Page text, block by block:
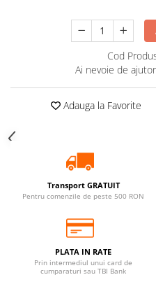
BOILERE CU POMPA DE
Cod
Ai nevoie de
Adauga la Favorite
Transport GRATUIT
Pentru comenzile de peste 500 RON
PLATA IN RATE
Prin intermediul unui card de
cumparaturi sau TBI Bank